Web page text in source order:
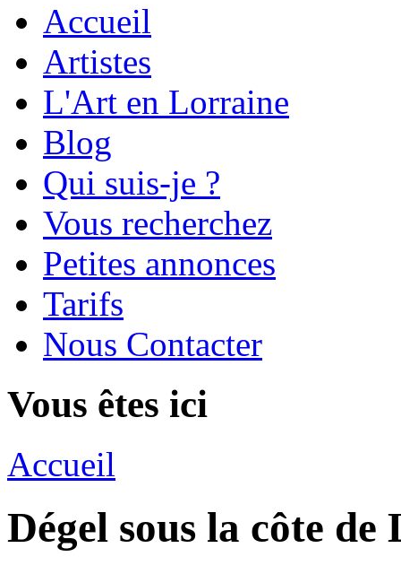
Accueil
Artistes
L'Art en Lorraine
Blog
Qui suis-je ?
Vous recherchez
Petites annonces
Tarifs
Nous Contacter
Vous êtes ici
Accueil
Dégel sous la côte de